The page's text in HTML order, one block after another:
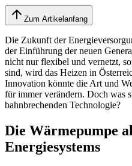
Zum Artikelanfang
Die Zukunft der
der Einführung der neuen
nicht nur flexibel und vernetzt,
sind, wird das Heizen in
Innovation könnte die Art und
für immer verändern. Doch was
bahnbrechenden Technologie?
Die Wärmepumpe
Energiesystems